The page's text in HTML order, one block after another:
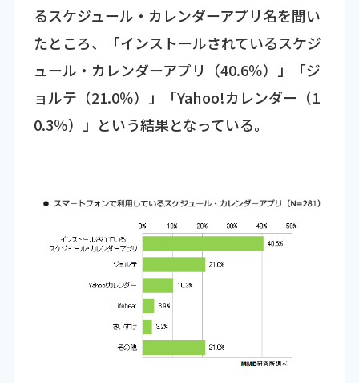
るスケジュール・カレンダーアプリ名を聞い
たところ、「インストールされているスケジ
ュール・カレンダーアプリ（40.6％）」「ジ
ョルテ（21.0％）」「Yahoo!カレンダー（1
0.3％）」という結果となっている。